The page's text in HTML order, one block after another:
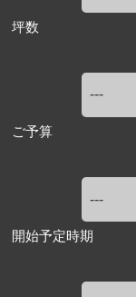
坪数
ご予算
開始予定時期